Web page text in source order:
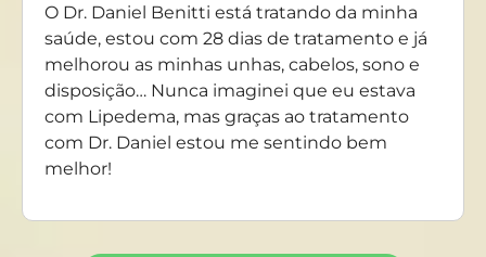
O Dr. Daniel Benitti está tratando da minha
saúde, estou com 28 dias de tratamento e já
melhorou as minhas unhas, cabelos, sono e
disposição… Nunca imaginei que eu estava
com Lipedema, mas graças ao tratamento
com Dr. Daniel estou me sentindo bem
melhor!